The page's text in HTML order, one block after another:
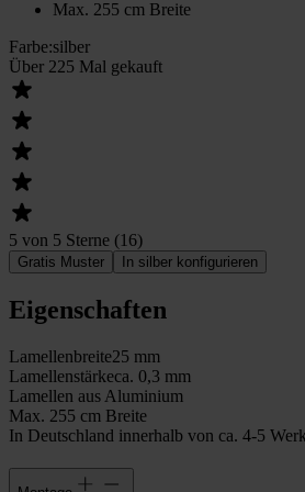
Max. 255 cm Breite
Farbe:silber
Über 225 Mal gekauft
5 von 5 Sterne (16)
Gratis Muster In silber konfigurieren
Eigenschaften
Lamellenbreite25 mm
Lamellenstärkeca. 0,3 mm
Lamellen aus Aluminium
Max. 255 cm Breite
In Deutschland innerhalb von ca. 4-5